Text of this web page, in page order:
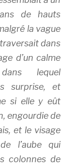
de hauts
la vague
dans
d’un calme
lequel
surprise, et
si elle y eût
engourdie de
et le visage
l’aube qui
colonnes de